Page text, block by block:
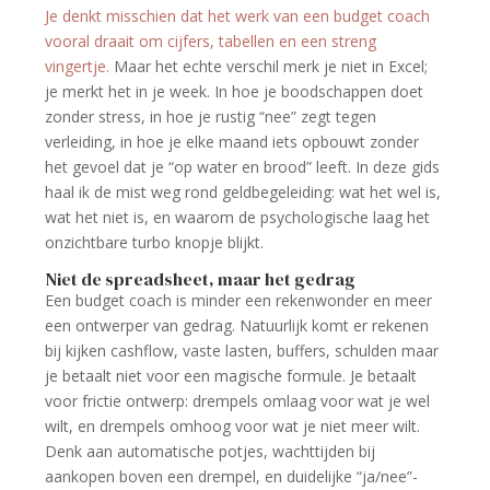
Je denkt misschien dat het werk van een budget coach
vooral draait om cijfers, tabellen en een streng
vingertje. Maar het echte verschil merk je niet in Excel;
je merkt het in je week. In hoe je boodschappen doet
zonder stress, in hoe je rustig “nee” zegt tegen
verleiding, in hoe je elke maand iets opbouwt zonder
het gevoel dat je “op water en brood” leeft. In deze gids
haal ik de mist weg rond geldbegeleiding: wat het wel is,
wat het niet is, en waarom de psychologische laag het
onzichtbare turbo knopje blijkt.
Niet de spreadsheet, maar het gedrag
Een budget coach is minder een rekenwonder en meer
een ontwerper van gedrag. Natuurlijk komt er rekenen
bij kijken cashflow, vaste lasten, buffers, schulden maar
je betaalt niet voor een magische formule. Je betaalt
voor frictie ontwerp: drempels omlaag voor wat je wel
wilt, en drempels omhoog voor wat je niet meer wilt.
Denk aan automatische potjes, wachttijden bij
aankopen boven een drempel, en duidelijke “ja/nee”-